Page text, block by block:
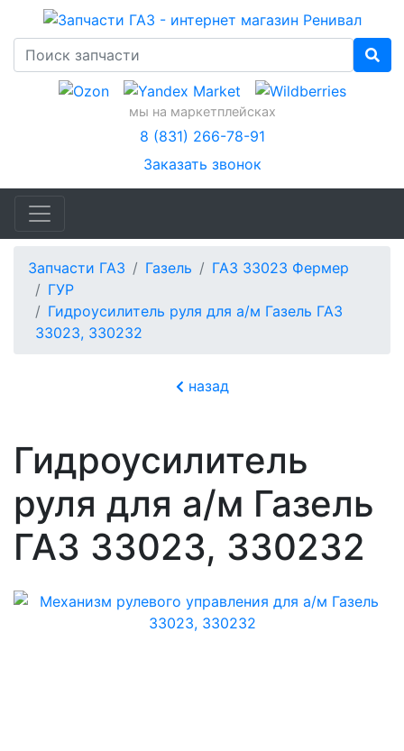
мы на маркетплейсках
8 (831) 266-78-91
Заказать звонок
Запчасти ГАЗ Газель
ГАЗ 33023 Фермер
ГУР
Гидроусилитель руля для а/м Газель ГАЗ
33023, 330232
назад
Гидроусилитель
руля для а/м Газель
ГАЗ 33023, 330232